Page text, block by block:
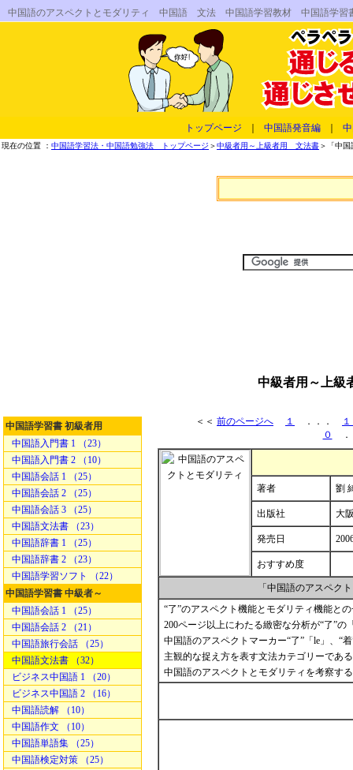
中国語のアスペクトとモダリティ 中国語 文法 中国語学習教材 中国語
トップページ 中国語発音編
現在の位置 ： 中国語学習法・中国語勉強法 トップページ ＞中級者用～上級者用 文法書＞「中
中級者用～上
中国語学習書 初級者用
中国語入門書 1 （23）
中国語入門書 2 （10）
中国語会話 1 （25）
中国語会話 2 （25）
中国語会話 3 （25）
中国語文法書 （23）
中国語辞書 1 （25）
中国語辞書 2 （23）
中国語学習ソフト （22）
中国語学習書 中級者～
中国語会話 1 （25）
中国語会話 2 （21）
中国語旅行会話 （25）
中国語文法書 （32）
ビジネス中国語 1 （20）
ビジネス中国語 2 （16）
中国語読解 （10）
中国語作文 （10）
中国語単語集 （25）
中国語検定対策 （25）
＜＜ 前のページへ １ ．．．
０
著者 劉
出版社 大
発売日
おすすめ度
「中国語のアスペク
“了”のアスペクト機能とモダリティ機能と
200ページ以上にわたる緻密な分析が“了”の
中国語のアスペクトマーカー“了”「le」、“
主観的な捉え方を表す文法カテゴリーであ
中国語のアスペクトとモダリティを考察す